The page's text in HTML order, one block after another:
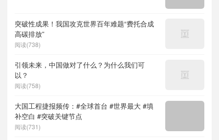
突破性成果！我国攻克世界百年难题“费托合成
高碳排放”
阅读(738)
引领未来，中国做对了什么？为什么我们可
以？
阅读(758)
大国工程捷报频传：#全球首台 #世界最大 #填
补空白 #突破关键节点
阅读(731)